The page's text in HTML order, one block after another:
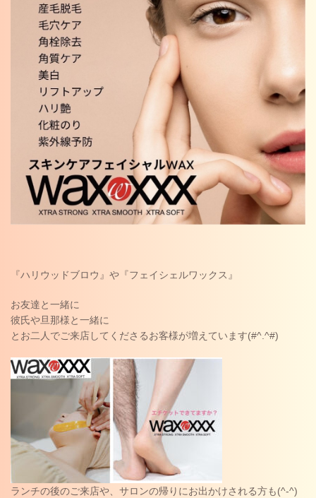
『ハリウッドブロウ』や『フェイシェルワックス』
お友達と一緒に
彼氏や旦那様と一緒に
とお二人でご来店してくださるお客様が増えています(#^.^#)
ランチの後のご来店や、サロンの帰りにお出かけされる方も(^-^)